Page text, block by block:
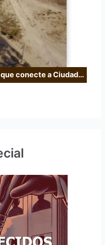
conecte a Ciudad…